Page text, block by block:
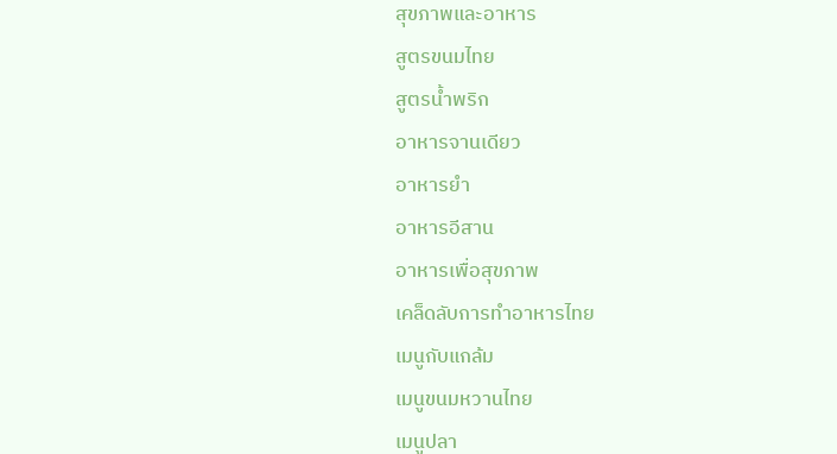
สุขภาพและอาหาร
สูตรขนมไทย
สูตรน้ำพริก
อาหารจานเดียว
อาหารยำ
อาหารอีสาน
อาหารเพื่อสุขภาพ
เคล็ดลับการทำอาหารไทย
เมนูกับแกล้ม
เมนูขนมหวานไทย
เมนูปลา